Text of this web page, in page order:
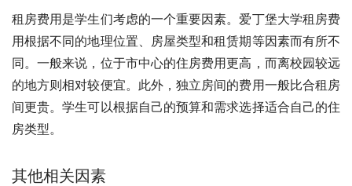
租房费用是学生们考虑的一个重要因素。爱丁堡大学租房费
用根据不同的地理位置、房屋类型和租赁期等因素而有所不
同。一般来说，位于市中心的住房费用更高，而离校园较远
的地方则相对较便宜。此外，独立房间的费用一般比合租房
间更贵。学生可以根据自己的预算和需求选择适合自己的住
房类型。
其他相关因素